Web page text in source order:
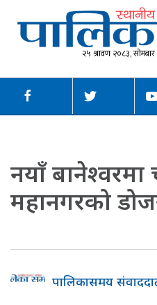
२५ श्रावण २०८३,
नयाँ बानेश्वरमा
महानगरको
पालिकासमय